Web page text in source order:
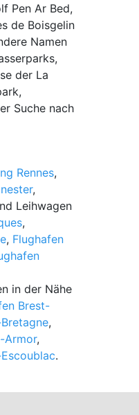
Pen Ar Bed,
de Boisgelin
Namen
der La
Suche nach
Rennes,
,
Leihwagen
,
, Flughafen
in der Nähe
Brest-
,
Armor,
.